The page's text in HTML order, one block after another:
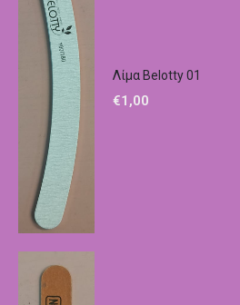
Λίμα Belotty 01
€1,00